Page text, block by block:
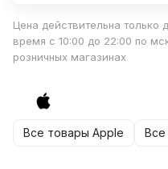
Цена действительна только
время с 10:00 до 22:00 по
розничных магазинах
Все товары Apple Все